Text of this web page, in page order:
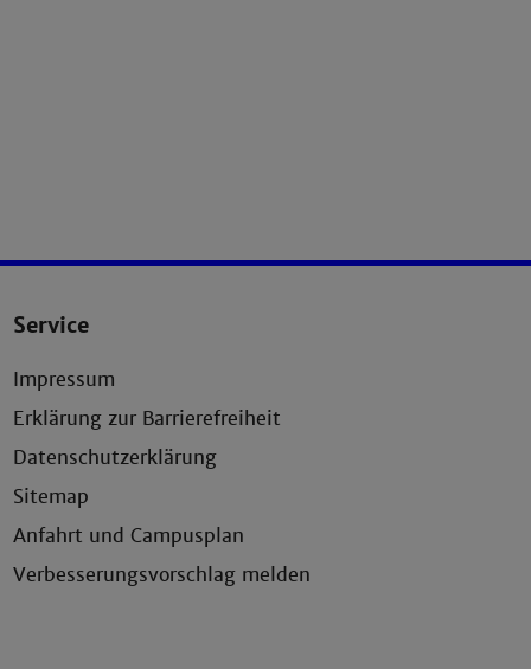
Service
Impressum
Erklärung zur Barrierefreiheit
Datenschutzerklärung
Sitemap
Anfahrt und Campusplan
Verbesserungsvorschlag melden